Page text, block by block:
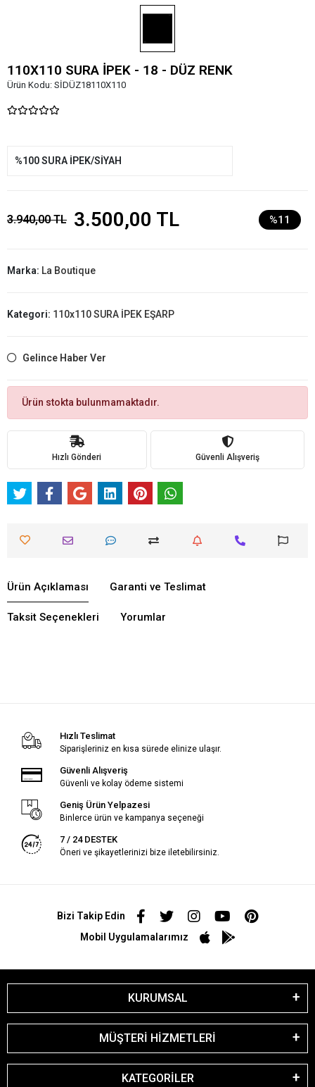
110X110 SURA İPEK - 18 - DÜZ RENK
Ürün Kodu: SİDÜZ18110X110
%100 SURA İPEK/SİYAH
3.940,00 TL 3.500,00 TL %11
Marka: La Boutique
Kategori: 110x110 SURA İPEK EŞARP
Gelince Haber Ver
Ürün stokta bulunmamaktadır.
Hızlı Gönderi Güvenli Alışveriş
Ürün Açıklaması Garanti ve Teslimat
Taksit Seçenekleri Yorumlar
Hızlı Teslimat
Siparişleriniz en kısa sürede elinize ulaşır.
Güvenli Alışveriş
Güvenli ve kolay ödeme sistemi
Geniş Ürün Yelpazesi
Binlerce ürün ve kampanya seçeneği
7 / 24 DESTEK
Öneri ve şikayetlerinizi bize iletebilirsiniz.
Bizi Takip Edin
Mobil Uygulamalarımız
KURUMSAL
MÜŞTERİ HİZMETLERİ
KATEGORİLER